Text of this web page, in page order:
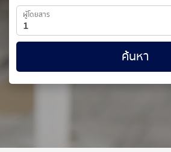
ผู้โดยสาร
ค้นหา